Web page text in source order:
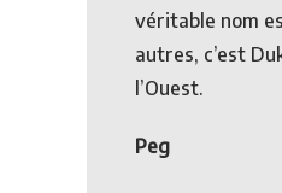
véritable nom
autres, c’est
l’Ouest.
Peg